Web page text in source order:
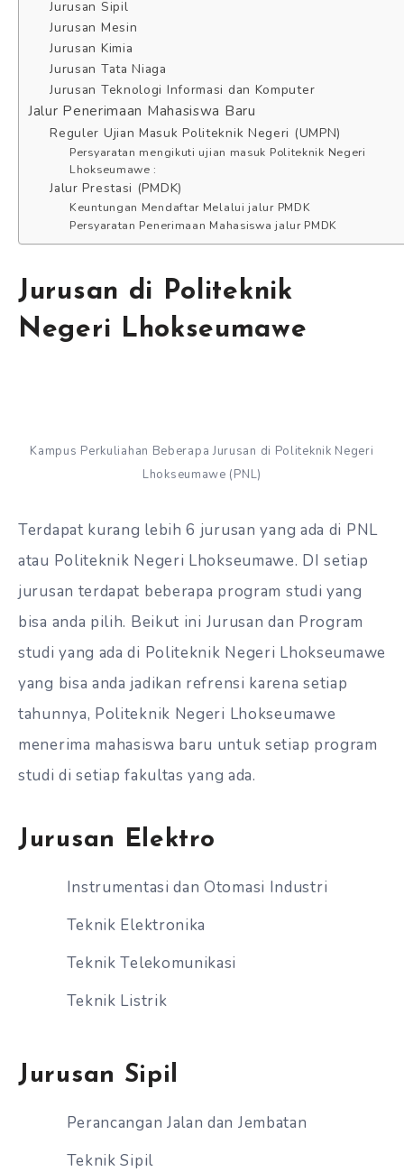
Jurusan Sipil
Jurusan Mesin
Jurusan Kimia
Jurusan Tata Niaga
Jurusan Teknologi Informasi dan Komputer
Jalur Penerimaan Mahasiswa Baru
Reguler Ujian Masuk Politeknik Negeri (UMPN)
Persyaratan mengikuti ujian masuk Politeknik Negeri
Lhokseumawe :
Jalur Prestasi (PMDK)
Keuntungan Mendaftar Melalui jalur PMDK
Persyaratan Penerimaan Mahasiswa jalur PMDK
Jurusan di Politeknik
Negeri Lhokseumawe
Kampus Perkuliahan Beberapa Jurusan di Politeknik Negeri
Lhokseumawe (PNL)
Terdapat kurang lebih 6 jurusan yang ada di PNL
atau Politeknik Negeri Lhokseumawe. DI setiap
jurusan terdapat beberapa program studi yang
bisa anda pilih. Beikut ini Jurusan dan Program
studi yang ada di Politeknik Negeri Lhokseumawe
yang bisa anda jadikan refrensi karena setiap
tahunnya, Politeknik Negeri Lhokseumawe
menerima mahasiswa baru untuk setiap program
studi di setiap fakultas yang ada.
Jurusan Elektro
Instrumentasi dan Otomasi Industri
Teknik Elektronika
Teknik Telekomunikasi
Teknik Listrik
Jurusan Sipil
Perancangan Jalan dan Jembatan
Teknik Sipil